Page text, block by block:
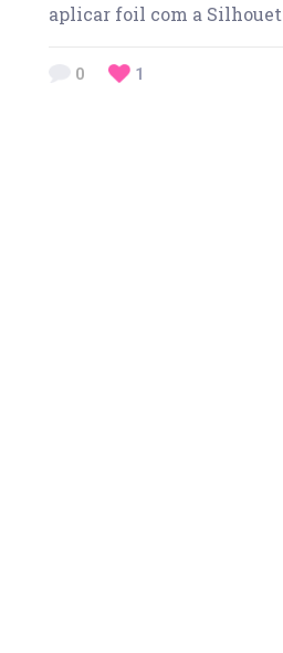
aplicar foil com a
0 1